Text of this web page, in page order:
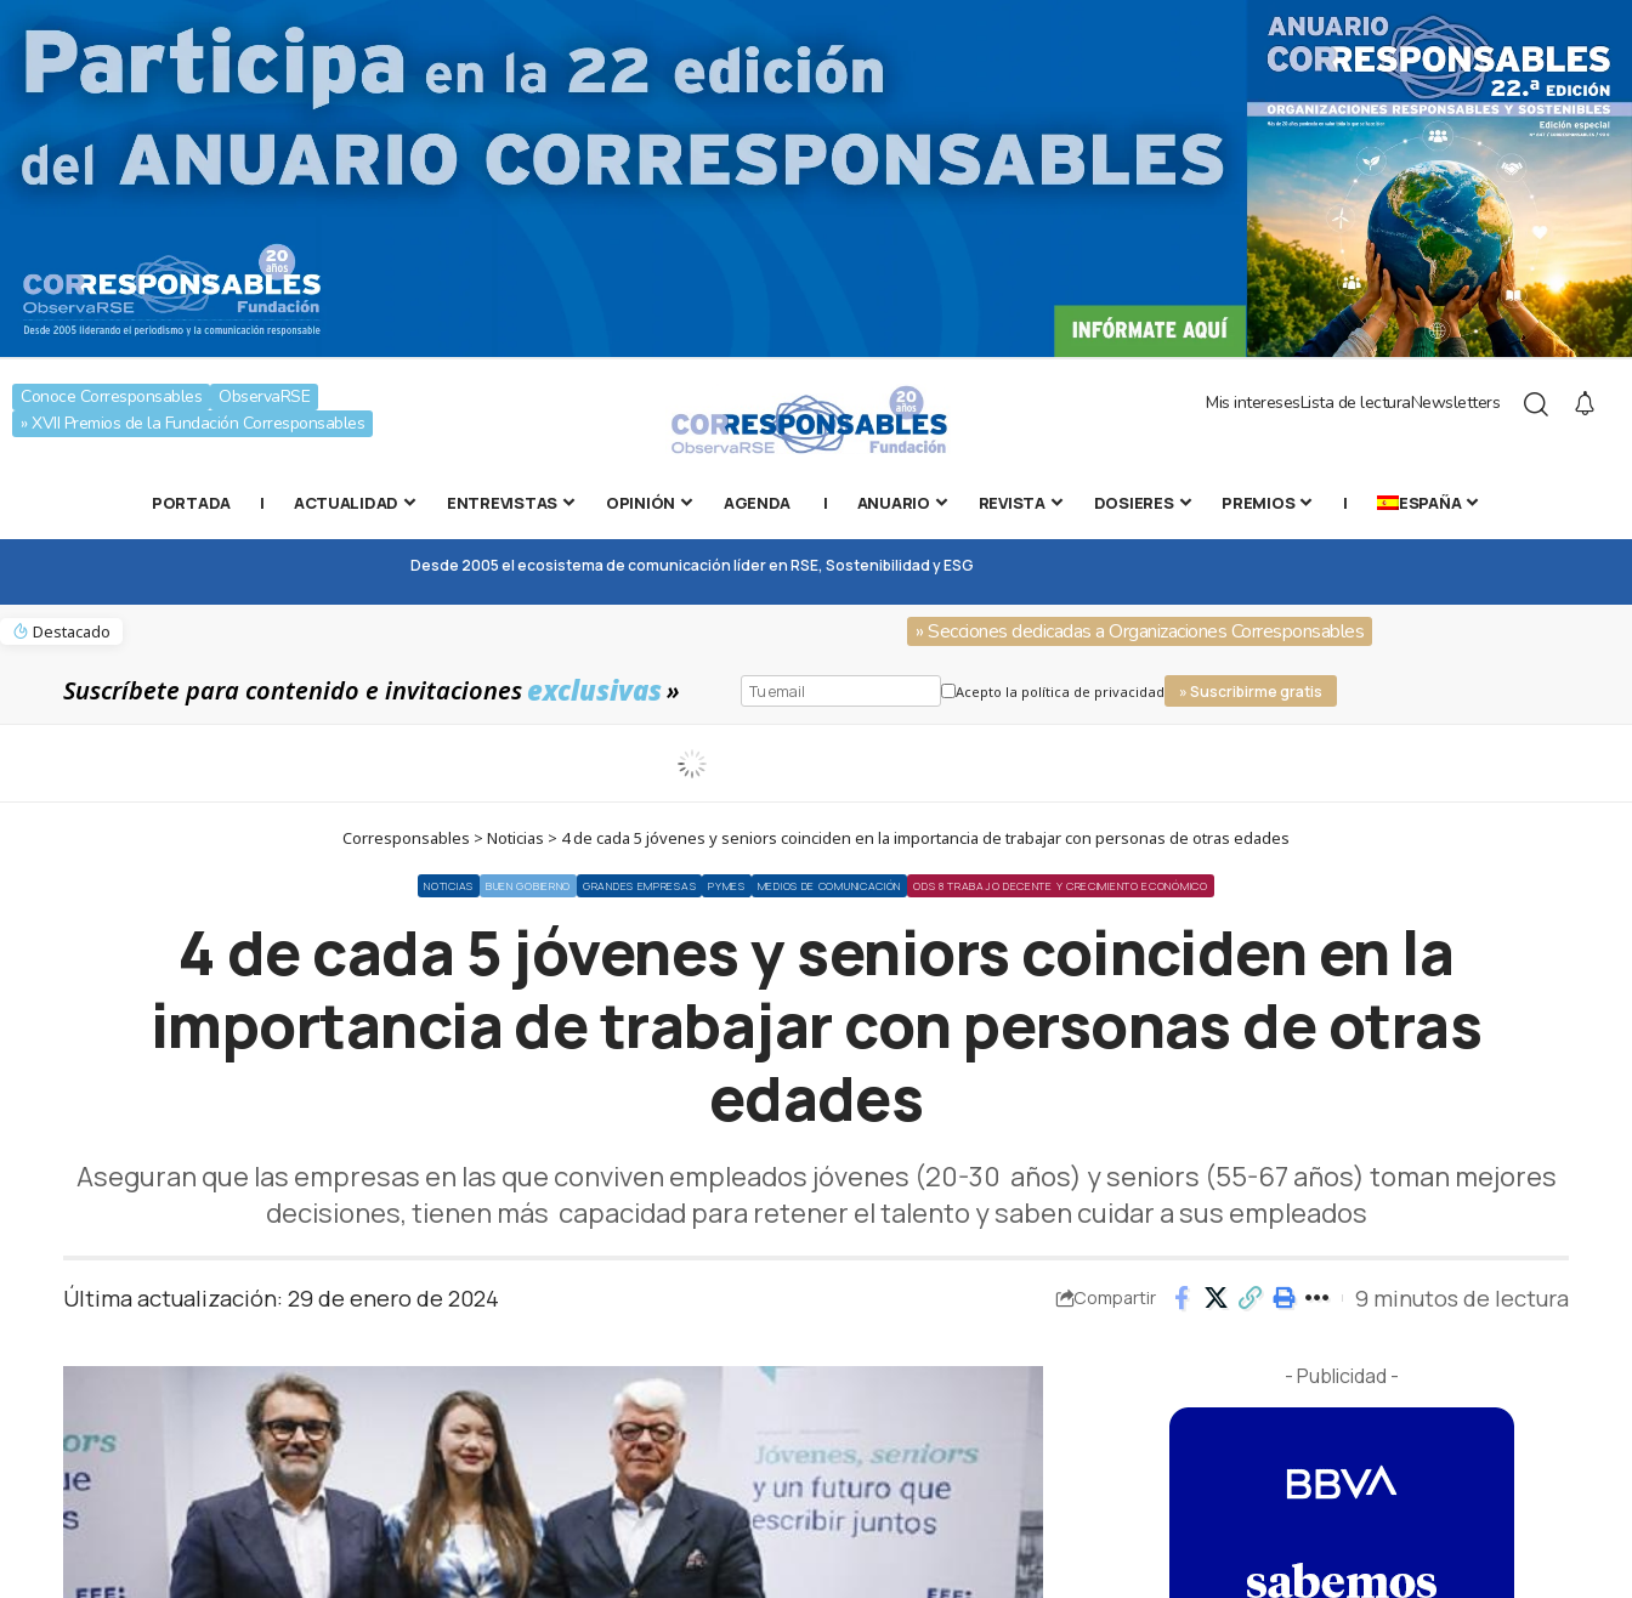
Conoce Corresponsables
ObservaRSE
» XVII Premios de la Fundación Corresponsables
Mis interesesLista de lecturaNewsletters
PORTADA | ACTUALIDAD ENTREVISTAS OPINIÓN AGENDA | ANUARIO REVISTA DOSIERES PREMIOS | ESPAÑA
Desde 2005 el ecosistema de comunicación líder en RSE, Sostenibilidad y ESG
Destacado » Secciones dedicadas a Organizaciones Corresponsables
Suscríbete para contenido e invitacionesexclusivas» Acepto la política de privacidad » Suscribirme gratis
Corresponsables > Noticias > 4 de cada 5 jóvenes y seniors coinciden en la importancia de trabajar con personas de otras edades
NOTICIAS BUEN GOBIERNO GRANDES EMPRESAS PYMES MEDIOS DE COMUNICACIÓN ODS 8 TRABAJO DECENTE Y CRECIMIENTO ECONÓMICO
4 de cada 5 jóvenes y seniors coinciden en la
importancia de trabajar con personas de otras
edades
Aseguran que las empresas en las que conviven empleados jóvenes (20-30 años) y seniors (55-67 años) toman mejores
decisiones, tienen más capacidad para retener el talento y saben cuidar a sus empleados
Última actualización: 29 de enero de 2024 Compartir 9 minutos de lectura
- Publicidad -